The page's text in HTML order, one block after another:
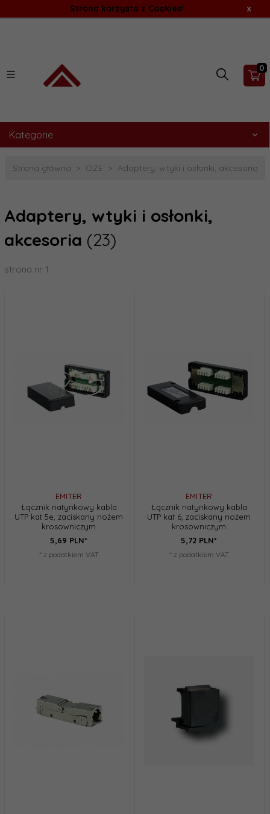
Strona korzysta z Cookies! x
0
Kategorie
Strona główna OZE Adaptery, wtyki i osłonki, akcesoria
Adaptery, wtyki i osłonki,
akcesoria (23)
strona nr 1
EMITER
Łącznik natynkowy kabla
UTP kat 5e, zaciskany nożem
krosowniczym
5,69 PLN*
* z podatkiem VAT
EMITER
Łącznik natynkowy kabla
UTP kat 6, zaciskany nożem
krosowniczym
5,72 PLN*
* z podatkiem VAT